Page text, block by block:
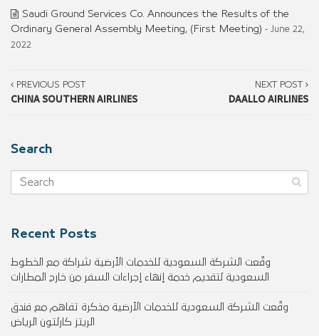
Saudi Ground Services Co. Announces the Results of the
Ordinary General Assembly Meeting, (First Meeting) - June 22,
2022
PREVIOUS POST
CHINA SOUTHERN AIRLINES
NEXT POST
DAALLO AIRLINES
Search
Recent Posts
وقّعت الشركة السعودية للخدمات الأرضية شراكة مع الخطوط
السعودية لتقديم خدمة إنهاء إجراءات السفر من خارج المطارات
وقّعت الشركة السعودية للخدمات الأرضية مذكرة تفاهم مع فندق
الريتز كارلتون الرياض